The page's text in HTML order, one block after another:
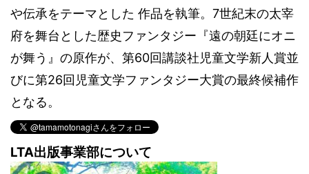
や伝承をテーマとした 作品を執筆。7世紀末の太宰
府を舞台とした歴史ファンタジー『遠の朝廷にオニ
が舞う』の原作が、第60回講談社児童文学新人賞並
びに第26回児童文学ファンタジー大賞の最終候補作
となる。
LTA出版事業部について